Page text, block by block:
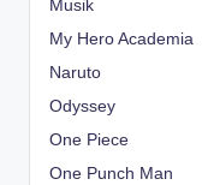
Musik
My Hero Academia
Naruto
Odyssey
One Piece
One Punch Man